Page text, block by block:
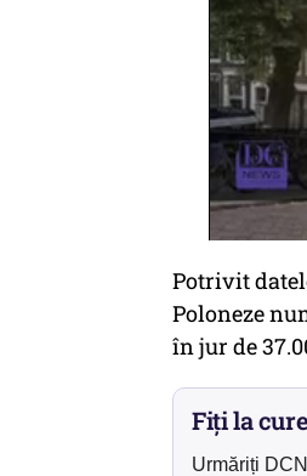
Potrivit
Poloneze
în jur de
Fiți la
Urmăriți